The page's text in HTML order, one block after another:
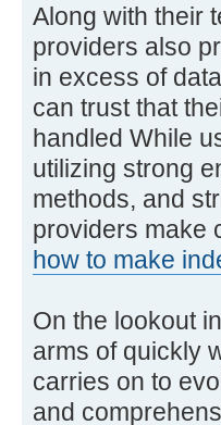
Along with their
providers also
in excess of
can trust that
handled While
utilizing strong
methods, and
providers make
how to make
On the lookout
arms of quickly
carries on to
and